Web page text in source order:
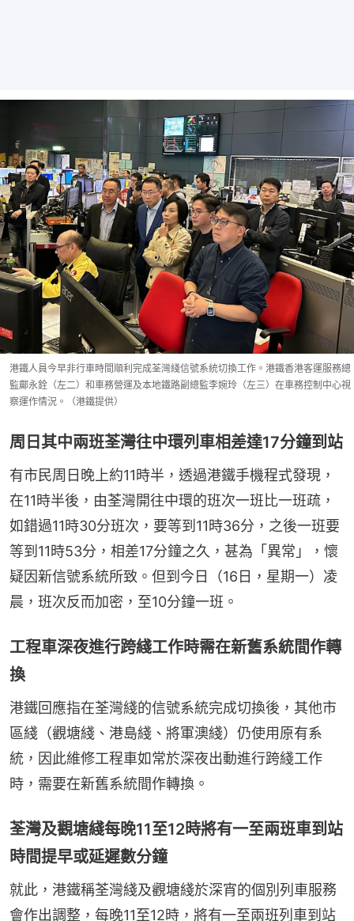
港鐵人員今早非行車時間順利完成荃灣綫信號系統切換工作。港鐵香港客運服務總
監鄺永銓（左二）和車務營運及本地鐵路副總監李婉玲（左三）在車務控制中心視
察運作情況。（港鐵提供）
周日其中兩班荃灣往中環列車相差達17分鐘到站
有市民周日晚上約11時半，透過港鐵手機程式發現，
在11時半後，由荃灣開往中環的班次一班比一班疏，
如錯過11時30分班次，要等到11時36分，之後一班要
等到11時53分，相差17分鐘之久，甚為「異常」，懷
疑因新信號系統所致。但到今日（16日，星期一）凌
晨，班次反而加密，至10分鐘一班。
工程車深夜進行跨綫工作時需在新舊系統間作轉
換
港鐵回應指在荃灣綫的信號系統完成切換後，其他市
區綫（觀塘綫、港島綫、將軍澳綫）仍使用原有系
統，因此維修工程車如常於深夜出動進行跨綫工作
時，需要在新舊系統間作轉換。
荃灣及觀塘綫每晚11至12時將有一至兩班車到站
時間提早或延遲數分鐘
就此，港鐵稱荃灣綫及觀塘綫於深宵的個別列車服務
會作出調整，每晚11至12時，將有一至兩班列車到站